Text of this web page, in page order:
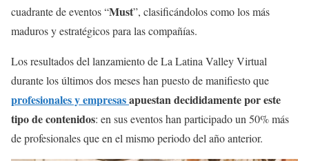
cuadrante de eventos “Must”, clasificándolos como los más
maduros y estratégicos para las compañías.
Los resultados del lanzamiento de La Latina Valley Virtual
durante los últimos dos meses han puesto de manifiesto que
profesionales y empresasapuestan decididamente por este
tipo de contenidos: en sus eventos han participado un 50% más
de profesionales que en el mismo periodo del año anterior.